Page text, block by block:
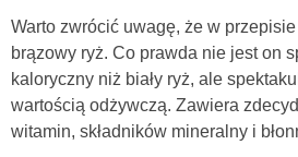
Warto zwrócić uwagę, że w
brązowy ryż. Co prawda nie jest on
kaloryczny niż biały ryż, ale
wartością odżywczą. Zawiera
witamin, składników mineralny i